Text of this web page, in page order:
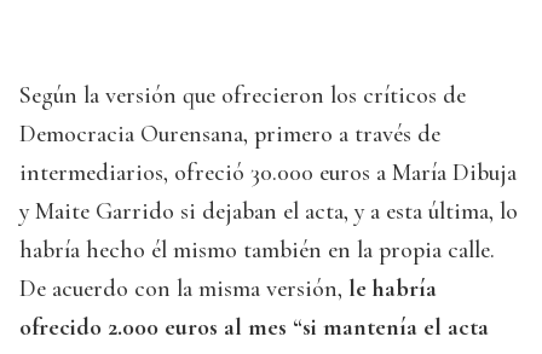
Según la versión que ofrecieron los críticos de
Democracia Ourensana, primero a través de
intermediarios, ofreció 30.000 euros a María Dibuja
y Maite Garrido si dejaban el acta, y a esta última, lo
habría hecho él mismo también en la propia calle.
De acuerdo con la misma versión, le habría
ofrecido 2.000 euros al mes “si mantenía el acta